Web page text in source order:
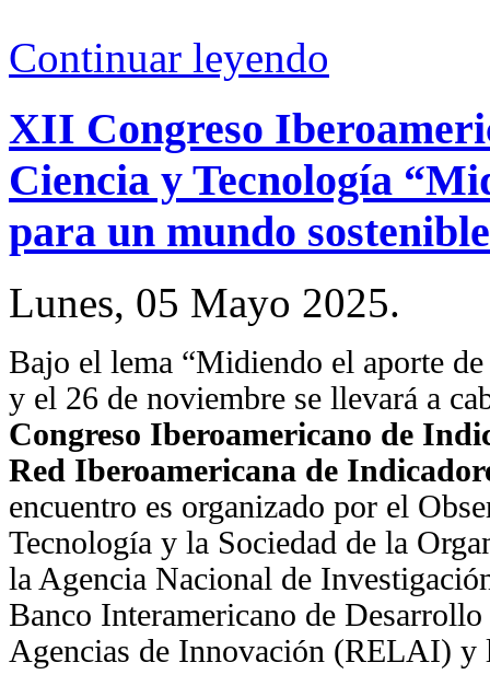
Continuar leyendo
XII Congreso
Ciencia y Tecnología
para un mundo
Lunes, 05 Mayo 2025.
Bajo el lema “Midiendo el aporte
y el 26 de noviembre se llevará a
Congreso Iberoamericano de
Red Iberoamericana de
encuentro es organizado por el
Tecnología y la Sociedad de la
la Agencia Nacional de
Banco Interamericano de
Agencias de Innovación (RELAI) y